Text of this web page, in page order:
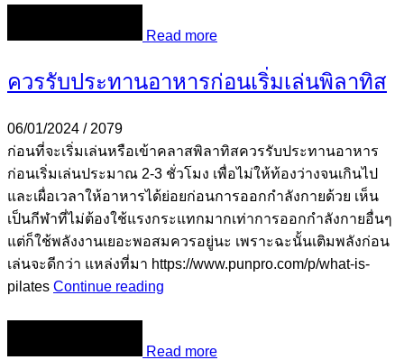
Read more
ควรรับประทานอาหารก่อนเริ่มเล่นพิลาทิส
06/01/2024 / 2079
ก่อนที่จะเริ่มเล่นหรือเข้าคลาสพิลาทิสควรรับประทานอาหาร
ก่อนเริ่มเล่นประมาณ 2-3 ชั่วโมง เพื่อไม่ให้ท้องว่างจนเกินไป
และเผื่อเวลาให้อาหารได้ย่อยก่อนการออกกำลังกายด้วย เห็น
เป็นกีฬาที่ไม่ต้องใช้แรงกระแทกมากเท่าการออกกำลังกายอื่นๆ
แต่ก็ใช้พลังงานเยอะพอสมควรอยู่นะ เพราะฉะนั้นเติมพลังก่อน
เล่นจะดีกว่า แหล่งที่มา https://www.punpro.com/p/what-is-
pilates Continue reading
Read more